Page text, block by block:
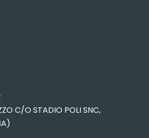
C/O STADIO POLI SNC,